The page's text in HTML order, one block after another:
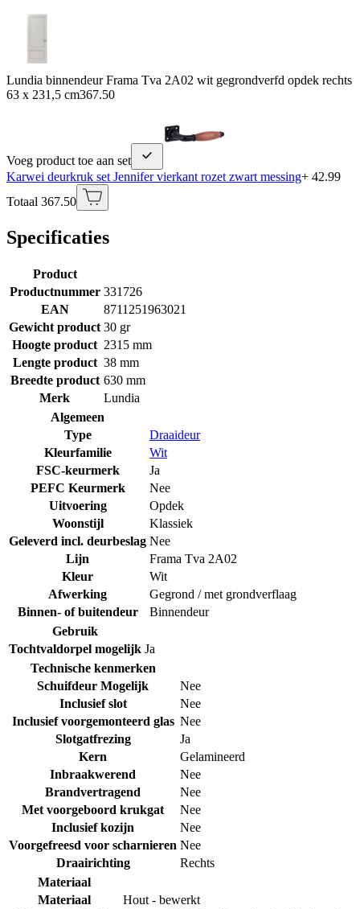
Lundia binnendeur Frama Tva 2A02 wit gegrondverfd opdek rechts
63 x 231,5 cm367.50
Voeg product toe aan set
Karwei deurkruk set Jennifer vierkant rozet zwart messing+ 42.99
Totaal 367.50
Specificaties
Product
Productnummer 331726
EAN
8711251963021
Gewicht product 30 gr
Hoogte product 2315 mm
Lengte product 38 mm
Breedte product 630 mm
Merk
Lundia
Algemeen
Type
Draaideur
Kleurfamilie
Wit
FSC-keurmerk
Ja
PEFC Keurmerk
Nee
Uitvoering
Opdek
Woonstijl
Klassiek
Geleverd incl. deurbeslag Nee
Lijn
Frama Tva 2A02
Kleur
Wit
Afwerking
Gegrond / met grondverflaag
Binnen- of buitendeur
Binnendeur
Gebruik
Tochtvaldorpel mogelijk Ja
Technische kenmerken
Schuifdeur Mogelijk
Nee
Inclusief slot
Nee
Inclusief voorgemonteerd glas Nee
Slotgatfrezing
Ja
Kern
Gelamineerd
Inbraakwerend
Nee
Brandvertragend
Nee
Met voorgeboord krukgat
Nee
Inclusief kozijn
Nee
Voorgefreesd voor scharnieren Nee
Draairichting
Rechts
Materiaal
Materiaal
Hout - bewerkt